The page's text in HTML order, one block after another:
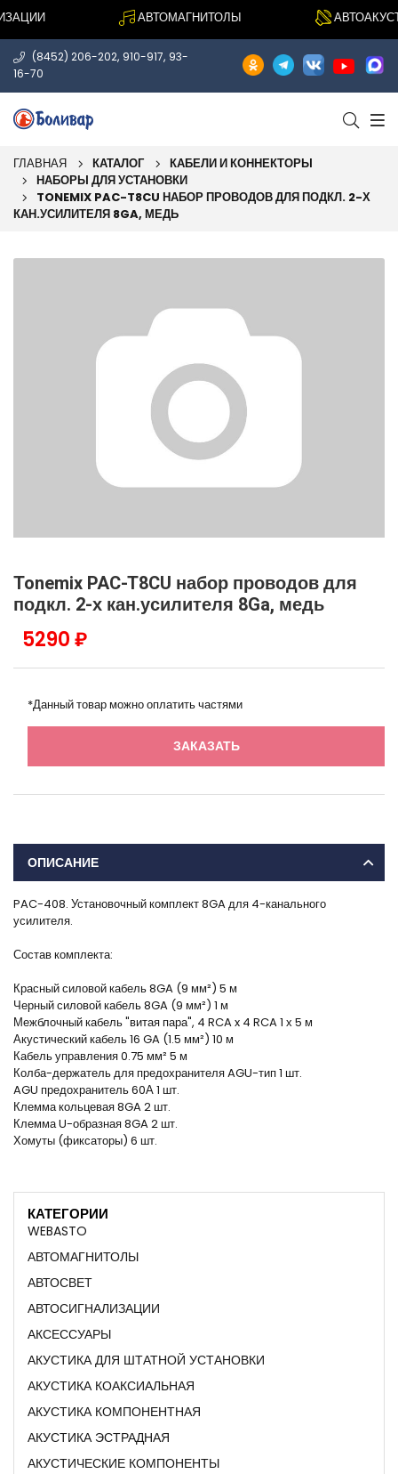
АВТОМАГНИТОЛЫ
(8452) 206-202, 910-917, 93-
16-70
ГЛАВНАЯ КАТАЛОГ
КАБЕЛИ И КОННЕКТОРЫ
НАБОРЫ ДЛЯ УСТАНОВКИ
TONEMIX PAC-T8CU НАБОР ПРОВОДОВ ДЛЯ ПОДКЛ. 2-Х
КАН.УСИЛИТЕЛЯ 8GA, МЕДЬ
Tonemix PAC-T8CU набор проводов для
подкл. 2-х кан.усилителя 8Ga, медь
5290 ₽
*Данный товар можно оплатить частями
ЗАКАЗАТЬ
ОПИСАНИЕ
PAC-408. Установочный комплект 8GA для 4-канального
усилителя.
Состав комплекта:
Красный силовой кабель 8GA (9 мм²) 5 м
Черный силовой кабель 8GA (9 мм²) 1 м
Межблочный кабель "витая пара", 4 RCA x 4 RCA 1 х 5 м
Акустический кабель 16 GA (1.5 мм²) 10 м
Кабель управления 0.75 мм² 5 м
Колба-держатель для предохранителя AGU-тип 1 шт.
AGU предохранитель 60А 1 шт.
Клемма кольцевая 8GA 2 шт.
Клемма U-образная 8GA 2 шт.
Хомуты (фиксаторы) 6 шт.
КАТЕГОРИИ
WEBASTO
АВТОМАГНИТОЛЫ
АВТОСВЕТ
АВТОСИГНАЛИЗАЦИИ
АКСЕССУАРЫ
АКУСТИКА ДЛЯ ШТАТНОЙ УСТАНОВКИ
АКУСТИКА КОАКСИАЛЬНАЯ
АКУСТИКА КОМПОНЕНТНАЯ
АКУСТИКА ЭСТРАДНАЯ
АКУСТИЧЕСКИЕ КОМПОНЕНТЫ